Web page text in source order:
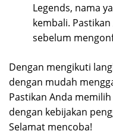
Legends, nama
kembali.
sebelum
Dengan mengikuti
dengan mudah
Pastikan Anda
dengan kebijakan
Selamat mencoba!